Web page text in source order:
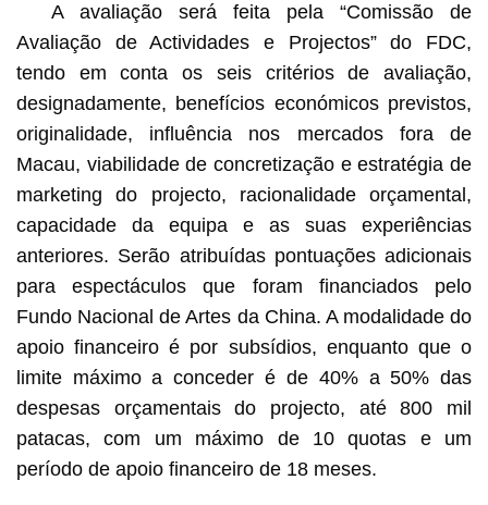
A avaliação será feita pela “Comissão de
Avaliação de Actividades e Projectos” do FDC,
tendo em conta os seis critérios de avaliação,
designadamente, benefícios económicos previstos,
originalidade, influência nos mercados fora de
Macau, viabilidade de concretização e estratégia de
marketing do projecto, racionalidade orçamental,
capacidade da equipa e as suas experiências
anteriores. Serão atribuídas pontuações adicionais
para espectáculos que foram financiados pelo
Fundo Nacional de Artes da China. A modalidade do
apoio financeiro é por subsídios, enquanto que o
limite máximo a conceder é de 40% a 50% das
despesas orçamentais do projecto, até 800 mil
patacas, com um máximo de 10 quotas e um
período de apoio financeiro de 18 meses.